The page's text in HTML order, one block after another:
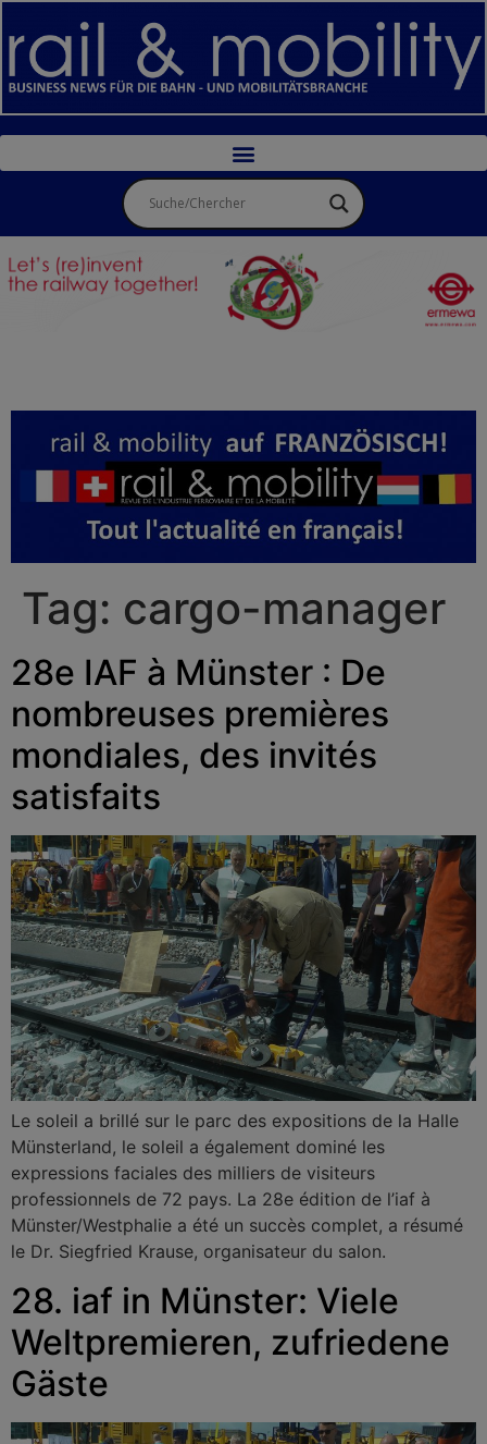
Tag: cargo-manager
28e IAF à Münster : De
nombreuses premières
mondiales, des invités
satisfaits
Le soleil a brillé sur le parc des expositions de la Halle
Münsterland, le soleil a également dominé les
expressions faciales des milliers de visiteurs
professionnels de 72 pays. La 28e édition de l’iaf à
Münster/Westphalie a été un succès complet, a résumé
le Dr. Siegfried Krause, organisateur du salon.
28. iaf in Münster: Viele
Weltpremieren, zufriedene
Gäste